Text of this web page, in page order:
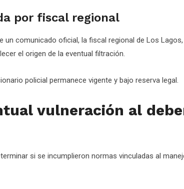
por fiscal regional
comunicado oficial, la fiscal regional de Los
el origen de la eventual filtración.
policial permanece vigente y bajo reserva legal.
vulneración al
si se incumplieron normas vinculadas al